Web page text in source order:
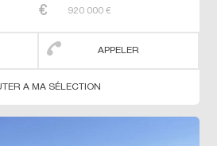
920 000 €
APPELER
A MA SÉLECTION